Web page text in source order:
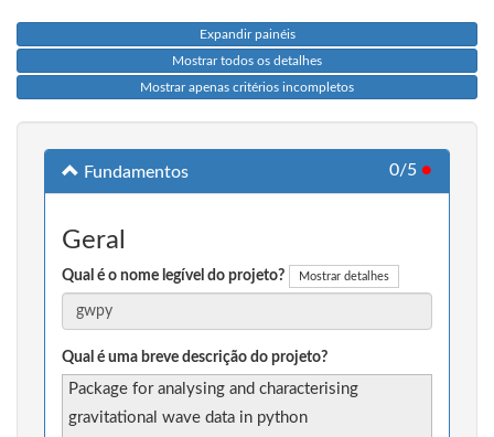
Expandir painéis
Mostrar todos os detalhes
Mostrar apenas critérios incompletos
Fundamentos 0/5 ●
Geral
Qual é o nome legível do projeto? Mostrar detalhes
Qual é uma breve descrição do projeto?
Package for analysing and characterising
gravitational wave data in python